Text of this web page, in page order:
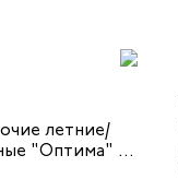
летние/
"Оптима" с